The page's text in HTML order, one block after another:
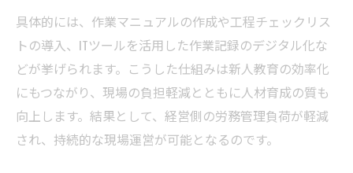
具体的には、作業マニュアルの作成や工程チェックリス
トの導入、ITツールを活用した作業記録のデジタル化な
どが挙げられます。こうした仕組みは新人教育の効率化
にもつながり、現場の負担軽減とともに人材育成の質も
向上します。結果として、経営側の労務管理負荷が軽減
され、持続的な現場運営が可能となるのです。